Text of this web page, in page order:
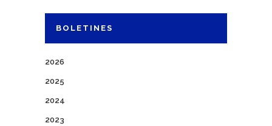
BOLETINES
2026
2025
2024
2023